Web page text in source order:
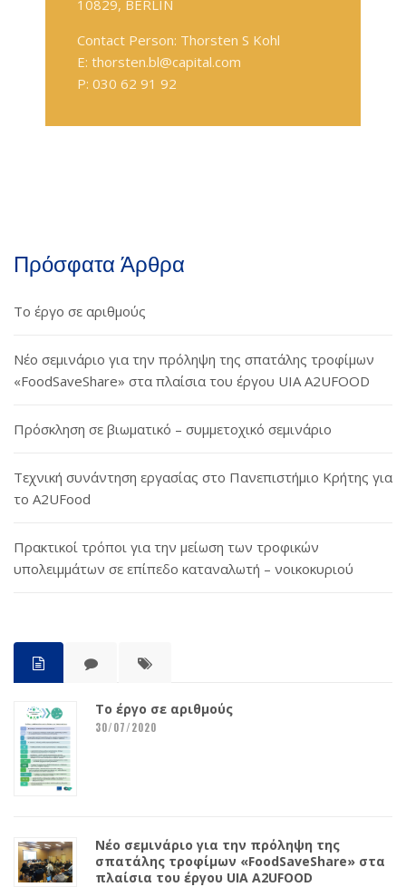
10829, BERLIN
Contact Person: Thorsten S Kohl
E: thorsten.bl@capital.com
P: 030 62 91 92
Πρόσφατα Άρθρα
Το έργο σε αριθμούς
Νέο σεμινάριο για την πρόληψη της σπατάλης τροφίμων
«FoodSaveShare» στα πλαίσια του έργου UIA A2UFOOD
Πρόσκληση σε βιωματικό – συμμετοχικό σεμινάριο
Τεχνική συνάντηση εργασίας στο Πανεπιστήμιο Κρήτης για
το A2UFood
Πρακτικοί τρόποι για την μείωση των τροφικών
υπολειμμάτων σε επίπεδο καταναλωτή – νοικοκυριού
Το έργο σε αριθμούς
30/07/2020
Νέο σεμινάριο για την πρόληψη της
σπατάλης τροφίμων «FoodSaveShare» στα
πλαίσια του έργου UIA A2UFOOD